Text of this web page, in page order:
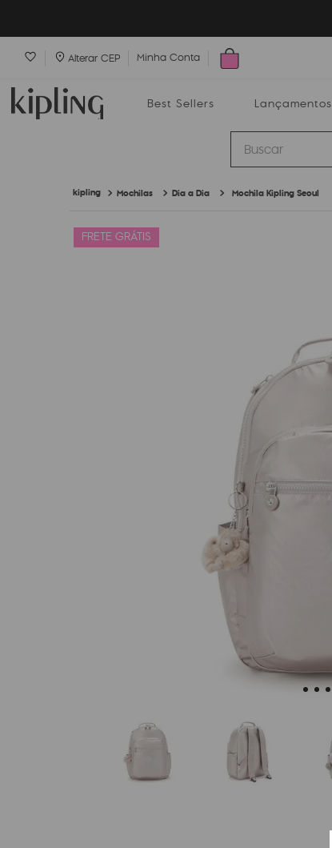
Alterar CEP Minha Conta
Best Sellers Lançamentos
Buscar
Mochilas Dia a Dia Mochila Kipling Seoul
FRETE GRÁTIS